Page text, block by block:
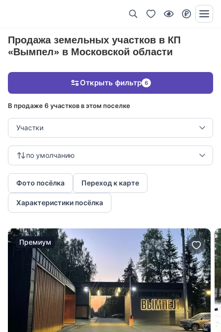
Продажа земельных участков в КП
«Вымпел» в Московской области
В продаже 6 участков в этом поселке
Участки
по умолчанию
Фото посёлка Переход к карте
Характеристики посёлка
Открыть фильтр 6
Премиум